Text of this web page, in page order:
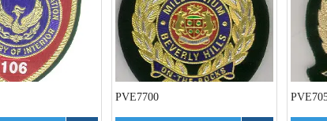
PVE7700